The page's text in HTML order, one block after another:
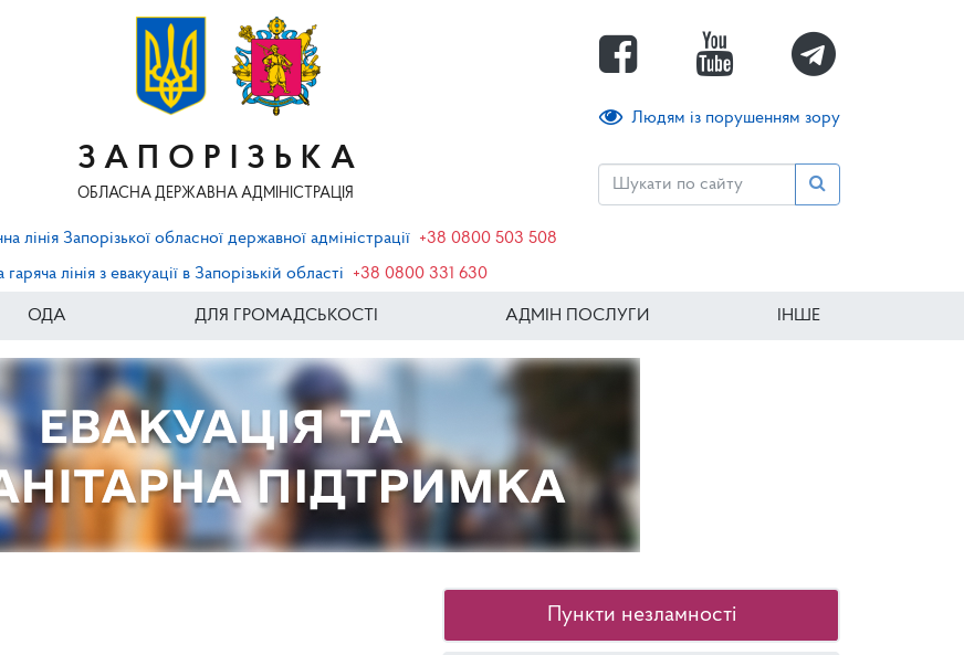
ЗАПОРІЗЬКА
ОБЛАСНА ДЕРЖАВНА АДМІНІСТРАЦІЯ
Людям із порушенням зору
лінія Запорізької обласної державної адміністрації +38 0800 503 508
лінія з евакуації в Запорізькій області
+38 0800 331 630
ОДА ДЛЯ ГРОМАДСЬКОСТІ АДМІН ПОСЛУГИ ІНШЕ
Пункти незламності